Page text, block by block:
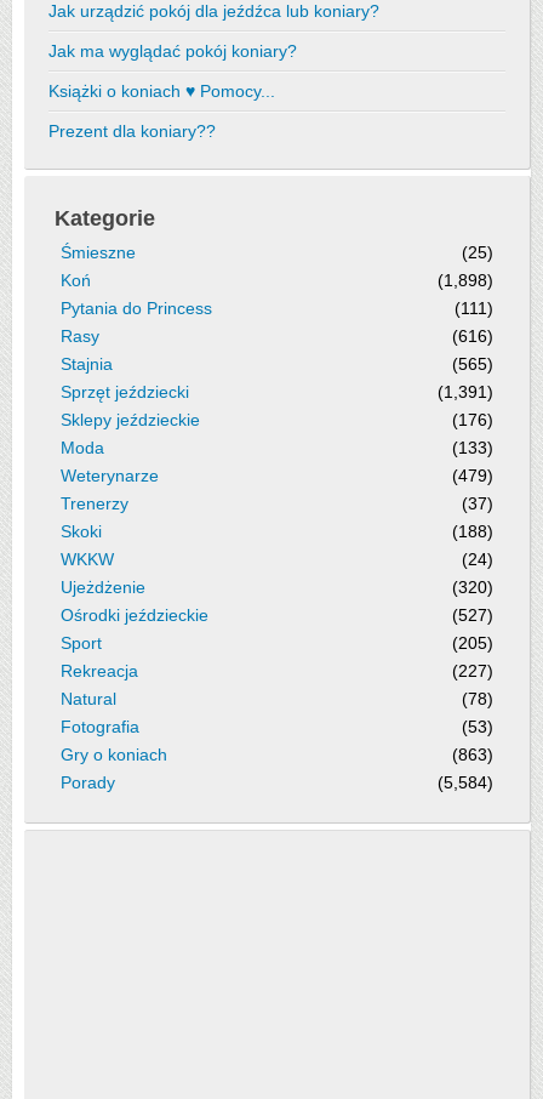
Jak urządzić pokój dla jeźdźca lub koniary?
Jak ma wyglądać pokój koniary?
Książki o koniach ♥ Pomocy...
Prezent dla koniary??
Kategorie
Śmieszne
(25)
Koń
(1,898)
Pytania do Princess
(111)
Rasy
(616)
Stajnia
(565)
Sprzęt jeździecki
(1,391)
Sklepy jeździeckie
(176)
Moda
(133)
Weterynarze
(479)
Trenerzy
(37)
Skoki
(188)
WKKW
(24)
Ujeżdżenie
(320)
Ośrodki jeździeckie
(527)
Sport
(205)
Rekreacja
(227)
Natural
(78)
Fotografia
(53)
Gry o koniach
(863)
Porady
(5,584)